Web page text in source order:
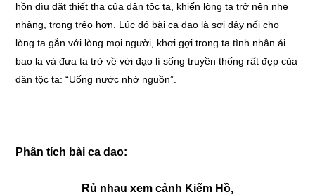
hồn dìu dặt thiết tha của dân tộc ta, khiến lòng ta trở nên nhẹ
nhàng, trong trẻo hơn. Lúc đó bài ca dao là sợi dây nối cho
lòng ta gắn với lòng mọi người, khơi gợi trong ta tình nhân ái
bao la và đưa ta trở về với đạo lí sống truyền thống rất đẹp của
dân tộc ta: “Uống nước nhớ nguồn”.
Phân tích bài ca dao:
Rủ nhau xem cảnh Kiếm Hồ,